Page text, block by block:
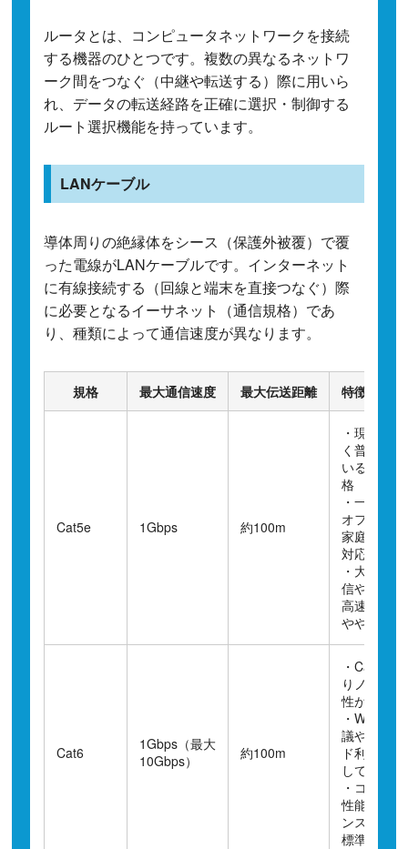
ルータとは、コンピュータネットワークを接続
する機器のひとつです。複数の異なるネットワ
ーク間をつなぐ（中継や転送する）際に用いら
れ、データの転送経路を正確に選択・制御する
ルート選択機能を持っています。
LANケーブル
導体周りの絶縁体をシース（保護外被覆）で覆
った電線がLANケーブルです。インターネット
に有線接続する（回線と端末を直接つなぐ）際
に必要となるイーサネット（通信規格）であ
り、種類によって通信速度が異なります。
規格 最大通信速度 最大伝送距離 特徴・用途
Cat5e 1Gbps 約100m
・現在も広
く普及して
いる基本規
格
・一般的な
オフィスや
家庭利用に
対応
・大容量通
信や将来の
高速化には
やや不向き
Cat6
1Gbps（最大
10Gbps）
約100m
・Cat5eよ
りノイズ耐
性が高い
・Web会
議やクラウ
ド利用に適
している
・コストと
性能のバラ
ンスが良い
標準規格